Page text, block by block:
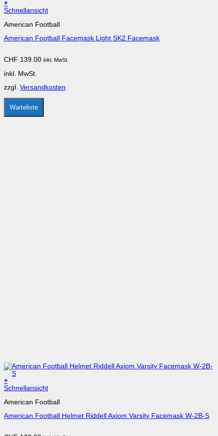
+
Dieses
weist
Varianten
Optionen
auf
Produktseite
gewählt
werden
Schnellansicht
American Football
American Football Facemask Light SK2 Facemask
CHF 139.00 inkl. MwSt.
inkl. MwSt.
zzgl. Versandkosten
Warteliste
+
Dieses
weist
Varianten
Schnellansicht
American Football
American Football Helmet Riddell Axiom Varsity Facemask W-2B-S